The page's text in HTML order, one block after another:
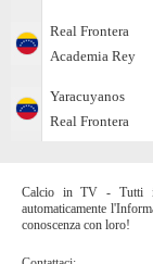
Real Frontera
Academia Rey
Yaracuyanos
Real Frontera
Calcio in TV - Tutti i
automaticamente
conoscenza con loro!